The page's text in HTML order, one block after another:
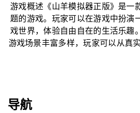
游戏概述《山羊模拟器正版》是一
题的游戏。玩家可以在游戏中扮演
戏世界，体验自由自在的生活乐趣
游戏场景丰富多样，玩家可以从真
导航